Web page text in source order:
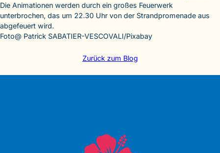
Die Animationen werden durch ein großes Feuerwerk
unterbrochen, das um 22.30 Uhr von der Strandpromenade aus
abgefeuert wird.
Foto@ Patrick SABATIER-VESCOVALI/Pixabay
Zurück zum Blog